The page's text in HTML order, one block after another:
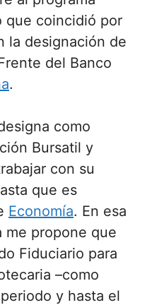
que coincidió por
la designación de
del Banco
.
como
Bursatil y
con su
que es
Economía. En esa
me propone que
Fiduciario para
–como
y hasta el